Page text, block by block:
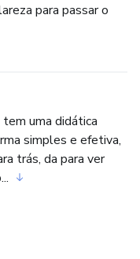
para passar o
uma didática
simples e efetiva,
trás, da para ver